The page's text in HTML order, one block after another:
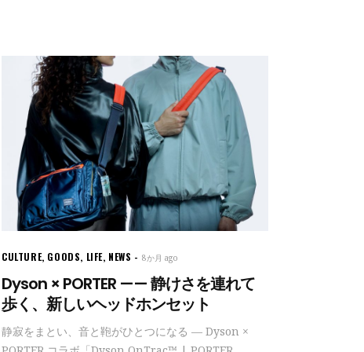
CULTURE, GOODS, LIFE, NEWS 8か月 ago
Dyson × PORTER —— 静けさを連れて
歩く、新しいヘッドホンセット
静寂をまとい、音と鞄がひとつになる — Dyson ×